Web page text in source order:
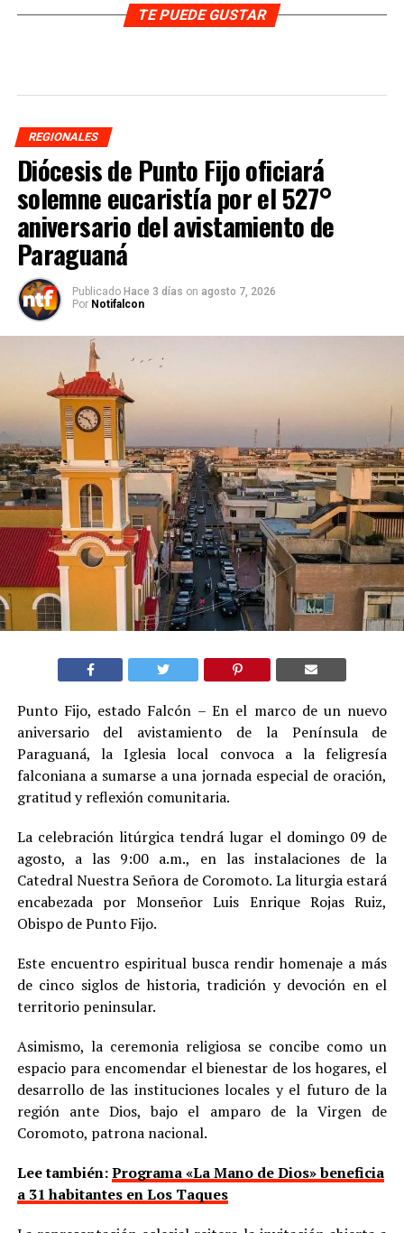
TE PUEDE GUSTAR
REGIONALES
Diócesis de Punto Fijo oficiará
solemne eucaristía por el 527°
aniversario del avistamiento de
Paraguaná
Publicado Hace 3 días on agosto 7, 2026
Por Notifalcon
Punto Fijo, estado Falcón – En el marco de un nuevo
aniversario del avistamiento de la Península de
Paraguaná, la Iglesia local convoca a la feligresía
falconiana a sumarse a una jornada especial de oración,
gratitud y reflexión comunitaria.
La celebración litúrgica tendrá lugar el domingo 09 de
agosto, a las 9:00 a.m., en las instalaciones de la
Catedral Nuestra Señora de Coromoto. La liturgia estará
encabezada por Monseñor Luis Enrique Rojas Ruiz,
Obispo de Punto Fijo.
Este encuentro espiritual busca rendir homenaje a más
de cinco siglos de historia, tradición y devoción en el
territorio peninsular.
Asimismo, la ceremonia religiosa se concibe como un
espacio para encomendar el bienestar de los hogares, el
desarrollo de las instituciones locales y el futuro de la
región ante Dios, bajo el amparo de la Virgen de
Coromoto, patrona nacional.
Lee también:Programa «La Mano de Dios» beneficia
a 31 habitantes en Los Taques